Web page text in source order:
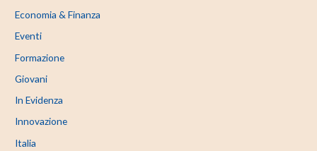
Economia & Finanza
Eventi
Formazione
Giovani
In Evidenza
Innovazione
Italia